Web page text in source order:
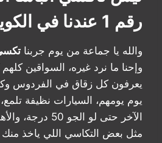
رقم 1 عندنا في الكويت؟
والله يا جماعة من يوم جربنا
وإحنا ما نرد غيره، السواقين
يعرفون كل زقاق في الفردوس
يوم يومهم، السيارات نظيفة
الآخر حتى لو
مثل بعض التكاسي اللي ياخذ